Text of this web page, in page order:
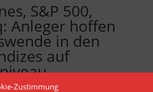
Zustimmung
S&P 500,
Anleger hoffen
in den
auf